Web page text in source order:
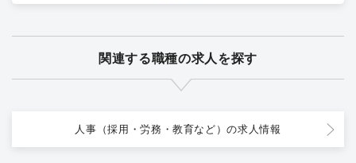
関連する職種の求人を探す
人事（採用・労務・教育など）の求人情報